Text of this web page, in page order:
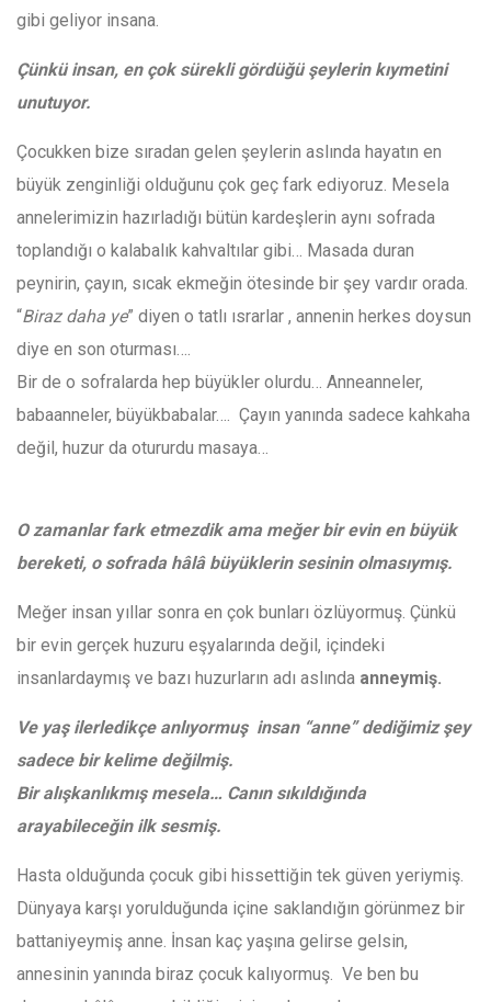
gibi geliyor insana.
Çünkü insan, en çok sürekli gördüğü şeylerin kıymetini
unutuyor.
Çocukken bize sıradan gelen şeylerin aslında hayatın en
büyük zenginliği olduğunu çok geç fark ediyoruz. Mesela
annelerimizin hazırladığı bütün kardeşlerin aynı sofrada
toplandığı o kalabalık kahvaltılar gibi… Masada duran
peynirin, çayın, sıcak ekmeğin ötesinde bir şey vardır orada.
“Biraz daha ye” diyen o tatlı ısrarlar , annenin herkes doysun
diye en son oturması….
Bir de o sofralarda hep büyükler olurdu… Anneanneler,
babaanneler, büyükbabalar…. Çayın yanında sadece kahkaha
değil, huzur da otururdu masaya…
O zamanlar fark etmezdik ama meğer bir evin en büyük
bereketi, o sofrada hâlâ büyüklerin sesinin olmasıymış.
Meğer insan yıllar sonra en çok bunları özlüyormuş. Çünkü
bir evin gerçek huzuru eşyalarında değil, içindeki
insanlardaymış ve bazı huzurların adı aslında anneymiş.
Ve yaş ilerledikçe anlıyormuş insan “anne” dediğimiz şey
sadece bir kelime değilmiş.
Bir alışkanlıkmış mesela… Canın sıkıldığında
arayabileceğin ilk sesmiş.
Hasta olduğunda çocuk gibi hissettiğin tek güven yeriymiş.
Dünyaya karşı yorulduğunda içine saklandığın görünmez bir
battaniyeymiş anne. İnsan kaç yaşına gelirse gelsin,
annesinin yanında biraz çocuk kalıyormuş. Ve ben bu